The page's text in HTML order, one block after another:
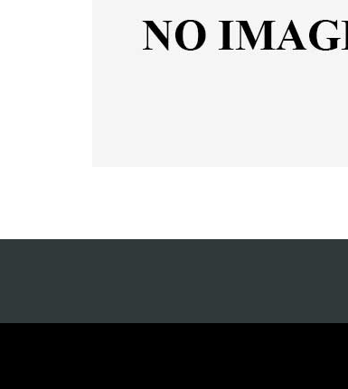
https://ptnobelindonesia.com/